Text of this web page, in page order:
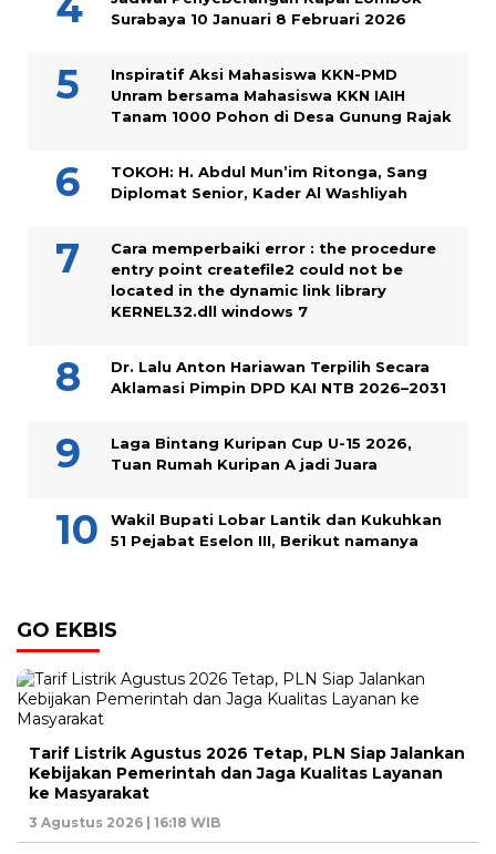
Surabaya 10 Januari 8 Februari 2026
Inspiratif Aksi Mahasiswa KKN-PMD
Unram bersama Mahasiswa KKN IAIH
Tanam 1000 Pohon di Desa Gunung Rajak
TOKOH: H. Abdul Mun’im Ritonga, Sang
Diplomat Senior, Kader Al Washliyah
Cara memperbaiki error : the procedure
entry point createfile2 could not be
located in the dynamic link library
KERNEL32.dll windows 7
Dr. Lalu Anton Hariawan Terpilih Secara
Aklamasi Pimpin DPD KAI NTB 2026–2031
Laga Bintang Kuripan Cup U-15 2026,
Tuan Rumah Kuripan A jadi Juara
Wakil Bupati Lobar Lantik dan Kukuhkan
51 Pejabat Eselon III, Berikut namanya
GO EKBIS
Tarif Listrik Agustus 2026 Tetap, PLN Siap Jalankan
Kebijakan Pemerintah dan Jaga Kualitas Layanan
ke Masyarakat
3 Agustus 2026 | 16:18 WIB